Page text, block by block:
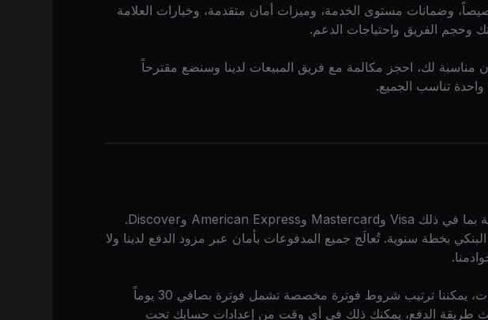
وضمانات مستوى الخدمة، وميزات أمان متقدمة، وخيارات العلامة
وحجم الفريق واحتياجات الدعم.
لك، احجز مكالمة مع فريق المبيعات لدينا وسنضع مقترحاً
تناسب الجميع.
نقبل جميع بطاقات الائتمان الرئيسية بما في ذلك Visa وMastercard وAmerican Express وDiscover.
يمكنك أيضاً الدفع عبر تحويل ACH البنكي بخطة سنوية. تُعالَج جميع المدفوعات بأمان عبر مزود الدفع لدينا ولا
للفرق الكبيرة أو حسابات المؤسسات، يمكننا ترتيب شروط فوترة مخصصة تشمل فوترة بصافي 30 يوماً
طريقة الدفع، يمكنك ذلك في أي وقت من إعدادات حسابك تحت